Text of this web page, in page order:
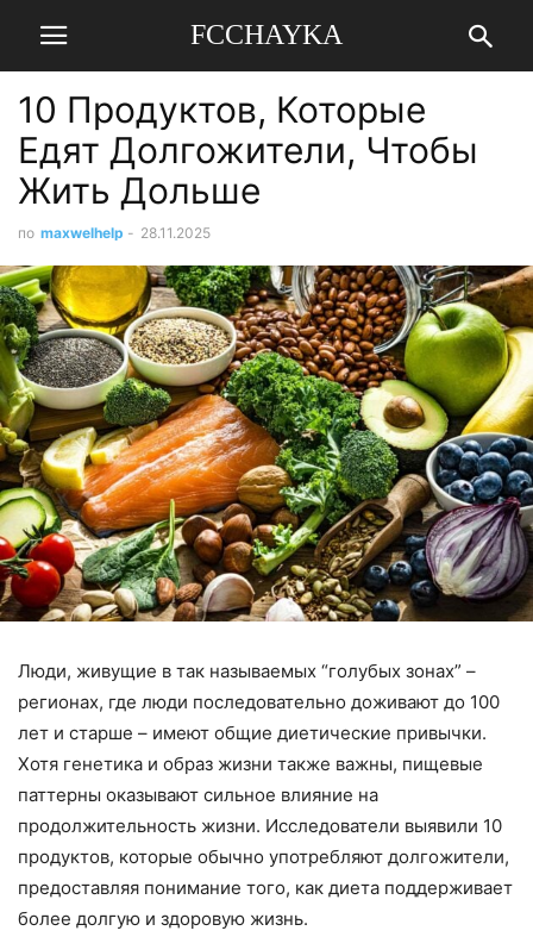
FCCHAYKA
10 Продуктов, Которые
Едят Долгожители, Чтобы
Жить Дольше
по maxwelhelp - 28.11.2025
Люди, живущие в так называемых “голубых зонах” –
регионах, где люди последовательно доживают до 100
лет и старше – имеют общие диетические привычки.
Хотя генетика и образ жизни также важны, пищевые
паттерны оказывают сильное влияние на
продолжительность жизни. Исследователи выявили 10
продуктов, которые обычно употребляют долгожители,
предоставляя понимание того, как диета поддерживает
более долгую и здоровую жизнь.